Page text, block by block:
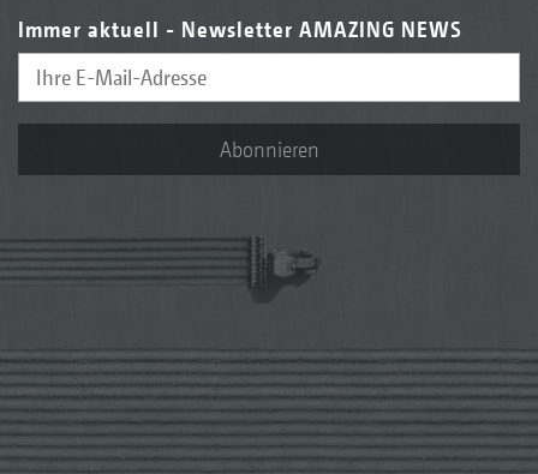
Immer aktuell - Newsletter AMAZING NEWS
Abonnieren